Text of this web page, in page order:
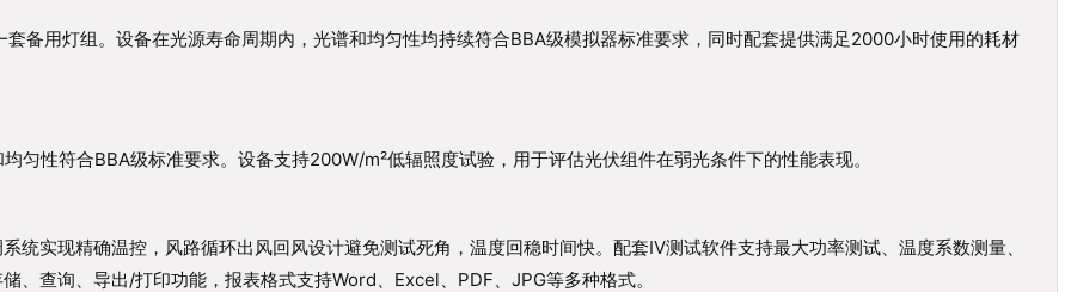
备用灯组。设备在光源寿命周期内，光谱和均匀性均持续符合BBA级模拟器标准要求，同时配套提供满足2000小时使用的耗材
性符合BBA级标准要求。设备支持200W/m²低辐照度试验，用于评估光伏组件在弱光条件下的性能表现。
统实现精确温控，风路循环出风回风设计避免测试死角，温度回稳时间快。配套IV测试软件支持最大功率测试、温度系数测量、
、查询、导出/打印功能，报表格式支持Word、Excel、PDF、JPG等多种格式。